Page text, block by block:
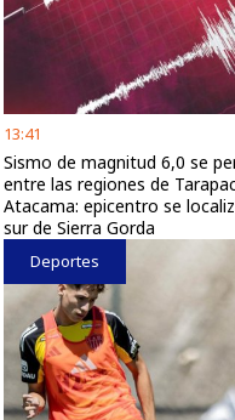
13:41
Sismo de magnitud 6,0 se
entre las regiones de
Atacama: epicentro se
sur de Sierra Gorda
Deportes